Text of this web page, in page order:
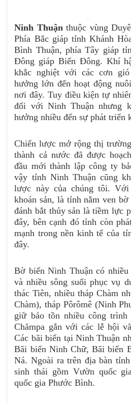
Ninh Thuận thuộc vùng
Phía Bắc giáp tỉnh Khánh
Bình Thuận, phía Tây giáp
Đông giáp Biển Đông. Khí
khắc nghiệt với các cơn
hưởng lớn đến hoạt động
nơi đây. Tuy điều kiện tự
đối với Ninh Thuận nhưng
hưởng nhiều đến sự phát triển
Chiến lược mở rộng thị
thành cả nước đã được
đầu mới thành lập công ty
vậy tỉnh Ninh Thuận cũng
lược này của chúng tôi.
khoán sản, là tỉnh nằm ven
đánh bắt thủy sản là tiềm lực
đây, bên cạnh đó tỉnh còn
mạnh trong nền kinh tế của
đây.
Bờ biển Ninh Thuận có
và nhiều sông suối phục vụ
thác Tiên, nhiều tháp Chàm
Chàm), tháp Pôrômê (Ninh
giữ bảo tồn nhiều công
Chămpa gắn với các lễ hội
Các bãi biển tại Ninh Thuận
Bãi biển Ninh Chữ, Bãi biển
Ná. Ngoài ra trên địa bàn
sinh thái gồm Vườn quốc
quốc gia Phước Bình.